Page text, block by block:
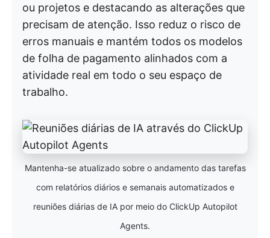
ou projetos e destacando as alterações que
precisam de atenção. Isso reduz o risco de
erros manuais e mantém todos os modelos
de folha de pagamento alinhados com a
atividade real em todo o seu espaço de
trabalho.
Mantenha-se atualizado sobre o andamento das tarefas
com relatórios diários e semanais automatizados e
reuniões diárias de IA por meio do ClickUp Autopilot
Agents.